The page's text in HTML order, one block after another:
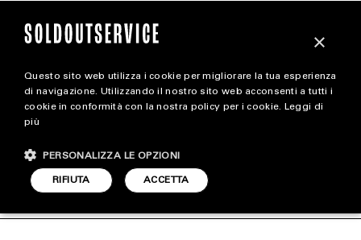
magazine
STYLE
FOOTWEAR
#YVRESSE SOLDOUTSERVICE
×
Questo sito web utilizza i cookie per migliorare la tua esperienza
di navigazione. Utilizzando il nostro sito web acconsenti a tutti i
cookie in conformità con la nostra policy per i cookie. Leggi di
più
ACCETTA
RIFIUTA
PERSONALIZZA LE OPZIONI